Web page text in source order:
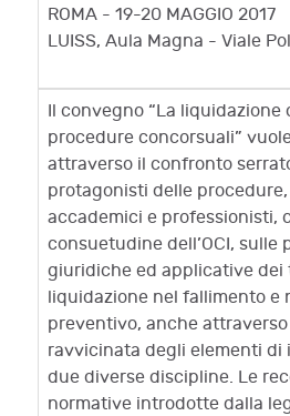
ROMA - 19-20 MAGGIO 2017
LUISS, Aula Magna - Viale
Il convegno “La liquidazione
procedure concorsuali”
attraverso il confronto
protagonisti delle
accademici e professionisti,
consuetudine dell’OCI, sulle
giuridiche ed applicative dei
liquidazione nel fallimento e
preventivo, anche attraverso
ravvicinata degli elementi di
due diverse discipline. Le
normative introdotte dalla